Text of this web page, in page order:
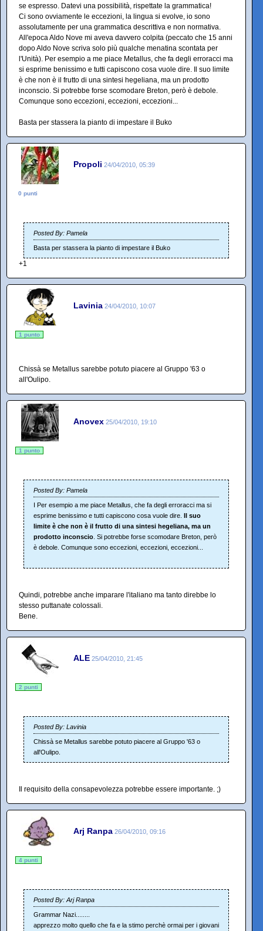
se espresso. Datevi una possibilità, rispettate la grammatica!
Ci sono ovviamente le eccezioni, la lingua si evolve, io sono
assolutamente per una grammatica descrittiva e non normativa.
All'epoca Aldo Nove mi aveva davvero colpita (peccato che 15 anni
dopo Aldo Nove scriva solo più qualche menatina scontata per
l'Unità). Per esempio a me piace Metallus, che fa degli erroracci ma
si esprime benissimo e tutti capiscono cosa vuole dire. Il suo limite
è che non è il frutto di una sintesi hegeliana, ma un prodotto
inconscio. Si potrebbe forse scomodare Breton, però è debole.
Comunque sono eccezioni, eccezioni, eccezioni...
Basta per stassera la pianto di impestare il Buko
Propoli 24/04/2010, 05:39
0 punti
Posted By: Pamela
Basta per stassera la pianto di impestare il Buko
+1
Lavinia 24/04/2010, 10:07
1 punto
Chissà se Metallus sarebbe potuto piacere al Gruppo '63 o
all'Oulipo.
Anovex 25/04/2010, 19:10
1 punto
Posted By: Pamela
I Per esempio a me piace Metallus, che fa degli erroracci ma si
esprime benissimo e tutti capiscono cosa vuole dire. Il suo
limite è che non è il frutto di una sintesi hegeliana, ma un
prodotto inconscio. Si potrebbe forse scomodare Breton, però
è debole. Comunque sono eccezioni, eccezioni, eccezioni...
Quindi, potrebbe anche imparare l'italiano ma tanto direbbe lo
stesso puttanate colossali.
Bene.
ALE 25/04/2010, 21:45
2 punti
Posted By: Lavinia
Chissà se Metallus sarebbe potuto piacere al Gruppo '63 o
all'Oulipo.
Il requisito della consapevolezza potrebbe essere importante. ;)
Arj Ranpa 26/04/2010, 09:16
4 punti
Posted By: Arj Ranpa
Grammar Nazi........
apprezzo molto quello che fa e la stimo perchè ormai per i giovani